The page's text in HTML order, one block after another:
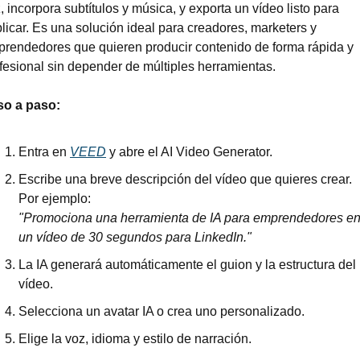
incorpora subtítulos y música, y exporta un vídeo listo para
Es una solución ideal para creadores, marketers y
que quieren producir contenido de forma rápida y
sin depender de múltiples herramientas.
a paso:
Entra en VEED y abre el AI Video Generator.
Escribe una breve descripción del vídeo que quieres crear.
Por ejemplo:
"Promociona una herramienta de IA para emprendedores en
un vídeo de 30 segundos para LinkedIn."
La IA generará automáticamente el guion y la estructura del
vídeo.
Selecciona un avatar IA o crea uno personalizado.
Elige la voz, idioma y estilo de narración.